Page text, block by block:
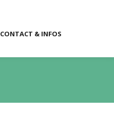
CONTACT & INFOS